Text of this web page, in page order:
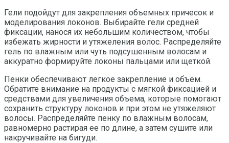
Гели подойдут для закрепления объемных причесок и
моделирования локонов. Выбирайте гели средней
фиксации, нанося их небольшим количеством, чтобы
избежать жирности и утяжеления волос. Распределяйте
гель по влажным или чуть подсушенным волосам и
аккуратно формируйте локоны пальцами или щеткой.
Пенки обеспечивают легкое закрепление и объём.
Обратите внимание на продукты с мягкой фиксацией и
средствами для увеличения объема, которые помогают
сохранить структуру локонов и при этом не утяжеляют
волосы. Распределяйте пенку по влажным волосам,
равномерно растирая ее по длине, а затем сушите или
накручивайте на бигуди.